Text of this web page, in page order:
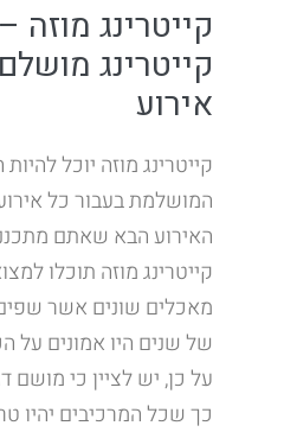
קייטרינג מוזה –
קייטרינג
אירוע
קייטרינג מוזה יוכל
המושלמת בעבור כל
האירוע הבא שאתם
קייטרינג מוזה תוכלו
מאכלים שונים אשר שפים
של שנים היו אמונים על
על כן, יש לציין כי מושם
כך שכל המרכיבים יהיו